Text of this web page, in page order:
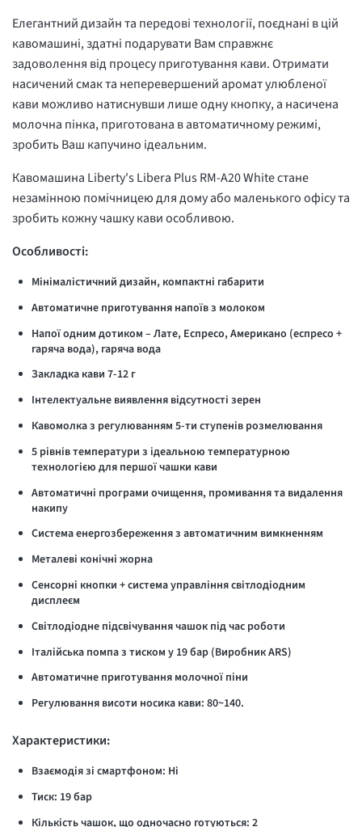
Елегантний дизайн та передові технології, поєднані в цій
кавомашині, здатні подарувати Вам справжнє
задоволення від процесу приготування кави. Отримати
насичений смак та неперевершений аромат улюбленої
кави можливо натиснувши лише одну кнопку, а насичена
молочна пінка, приготована в автоматичному режимі,
зробить Ваш капучино ідеальним.
Кавомашина Liberty's Libera Plus RM-A20 White стане
незамінною помічницею для дому або маленького офісу та
зробить кожну чашку кави особливою.
Особливості:
Мінімалістичний дизайн, компактні габарити
Автоматичне приготування напоїв з молоком
Напої одним дотиком – Лате, Еспресо, Американо (еспресо +
гаряча вода), гаряча вода
Закладка кави 7-12 г
Інтелектуальне виявлення відсутності зерен
Кавомолка з регулюванням 5-ти ступенів розмелювання
5 рівнів температури з ідеальною температурною
технологією для першої чашки кави
Автоматичні програми очищення, промивання та видалення
накипу
Система енергозбереження з автоматичним вимкненням
Металеві конічні жорна
Сенсорні кнопки + система управління світлодіодним
дисплеєм
Світлодіодне підсвічування чашок під час роботи
Італійська помпа з тиском у 19 бар (Виробник ARS)
Автоматичне приготування молочної піни
Регулювання висоти носика кави: 80~140.
Характеристики:
Взаємодія зі смартфоном: Ні
Тиск: 19 бар
Кількість чашок, що одночасно готуються: 2